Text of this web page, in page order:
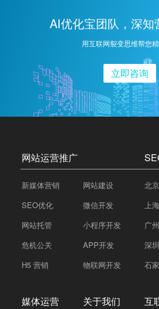
AI优化宝团队，深知
用互联网裂变思维帮您
立即咨询
网站运营推广
新媒体营销
SEO优化
网站托管
危机公关
H5 营销
网站建设
微信开发
小程序开发
APP开发
物联网开发
北
上
广
深
石
媒体运营 关于我们 互